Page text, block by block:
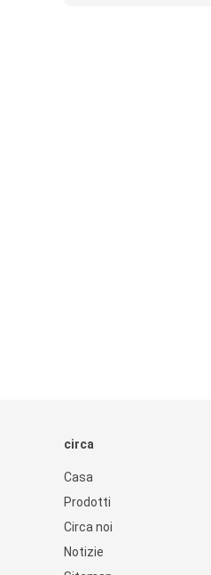
circa
Casa
Prodotti
Circa noi
Notizie